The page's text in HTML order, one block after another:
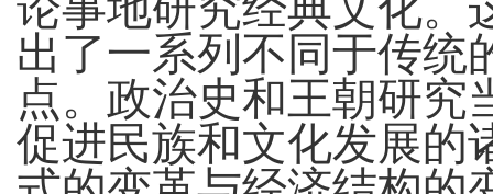
出了一系列不同于传统
点。政治史和王朝研究
促进民族和文化发展的